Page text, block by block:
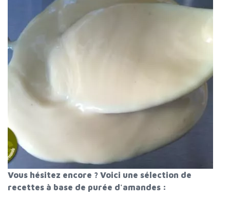
Vous hésitez encore ? Voici une sélection de
recettes à base de purée d'amandes :